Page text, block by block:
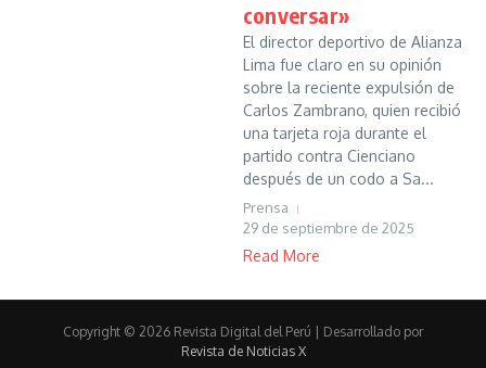
conversar»
El director deportivo de Alianza
Lima fue claro en su opinión
sobre la reciente expulsión de
Carlos Zambrano, quien recibió
una tarjeta roja durante el
partido contra Cienciano
después de un codo a Sa...
Prensa
29 de septiembre de 2025
Read More
Copyright © 2026 Revista Digital del Perú | Desarrollado por
Revista de Noticias X